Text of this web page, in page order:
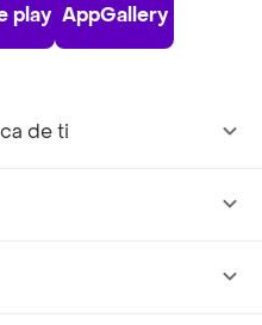
play AppGallery
de ti